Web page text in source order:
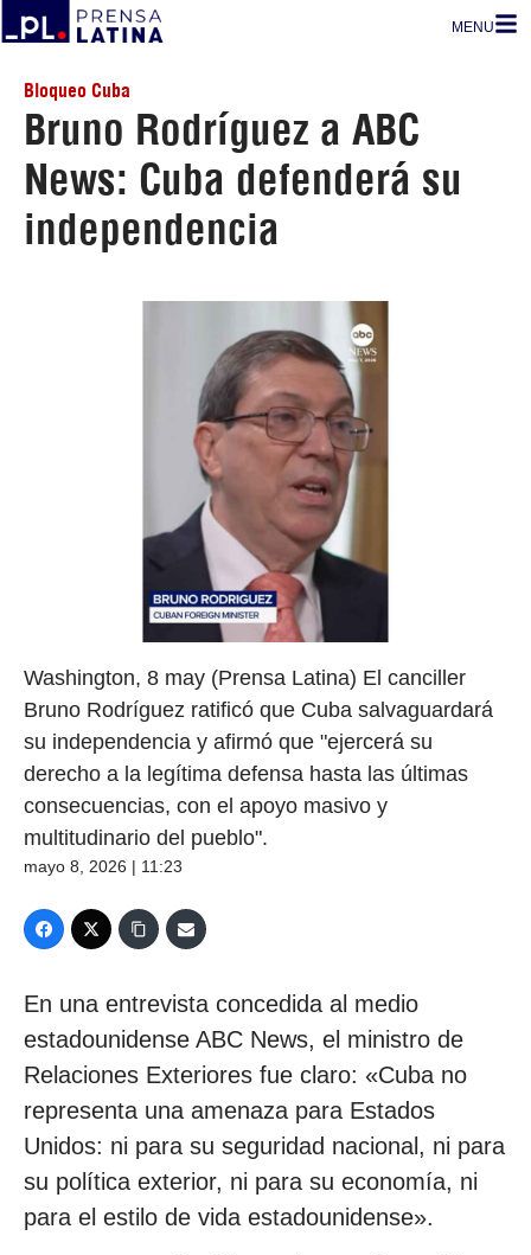
MENU
Bloqueo Cuba
Bruno Rodríguez a ABC
News: Cuba defenderá su
independencia
Washington, 8 may (Prensa Latina) El canciller
Bruno Rodríguez ratificó que Cuba salvaguardará
su independencia y afirmó que "ejercerá su
derecho a la legítima defensa hasta las últimas
consecuencias, con el apoyo masivo y
multitudinario del pueblo".
mayo 8, 2026 | 11:23
En una entrevista concedida al medio
estadounidense ABC News, el ministro de
Relaciones Exteriores fue claro: «Cuba no
representa una amenaza para Estados
Unidos: ni para su seguridad nacional, ni para
su política exterior, ni para su economía, ni
para el estilo de vida estadounidense».